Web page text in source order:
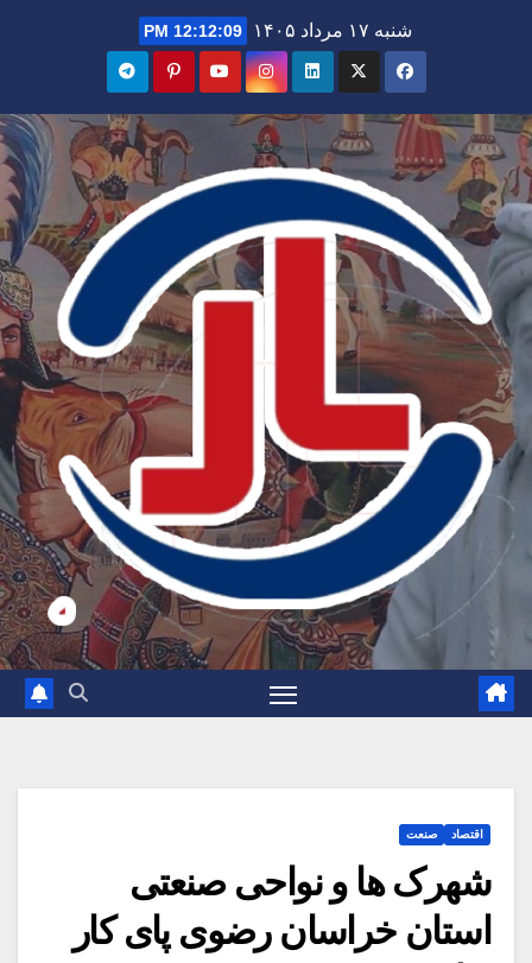
شنبه ۱۷ مرداد ۱۴۰۵ 12:12:10 PM
اقتصاد صنعت
شهرک ها و نواحی صنعتی
استان خراسان رضوی پای کار